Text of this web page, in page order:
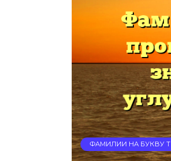
ФАМИЛИИ НА БУКВУ Т